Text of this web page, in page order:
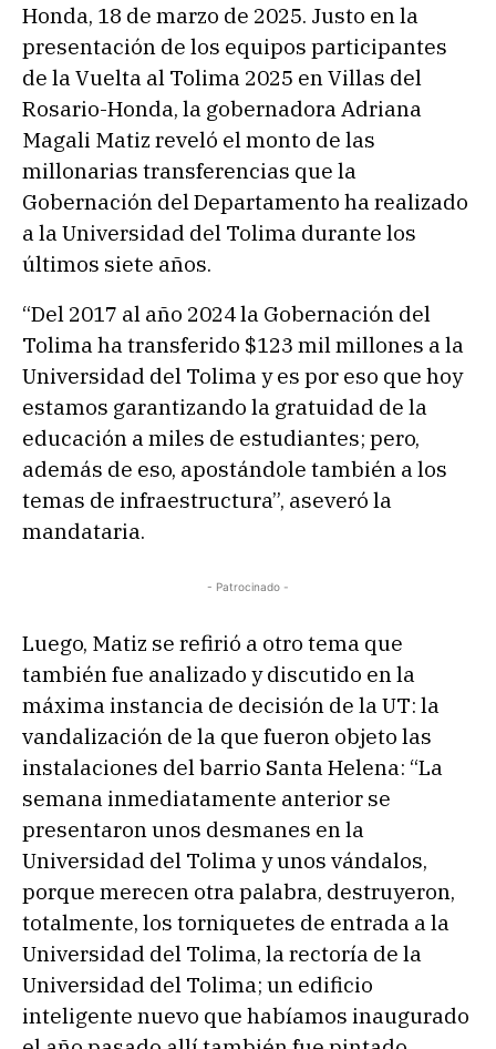
Honda, 18 de marzo de 2025. Justo en la
presentación de los equipos participantes
de la Vuelta al Tolima 2025 en Villas del
Rosario-Honda, la gobernadora Adriana
Magali Matiz reveló el monto de las
millonarias transferencias que la
Gobernación del Departamento ha realizado
a la Universidad del Tolima durante los
últimos siete años.
“Del 2017 al año 2024 la Gobernación del
Tolima ha transferido $123 mil millones a la
Universidad del Tolima y es por eso que hoy
estamos garantizando la gratuidad de la
educación a miles de estudiantes; pero,
además de eso, apostándole también a los
temas de infraestructura”, aseveró la
mandataria.
- Patrocinado -
Luego, Matiz se refirió a otro tema que
también fue analizado y discutido en la
máxima instancia de decisión de la UT: la
vandalización de la que fueron objeto las
instalaciones del barrio Santa Helena: “La
semana inmediatamente anterior se
presentaron unos desmanes en la
Universidad del Tolima y unos vándalos,
porque merecen otra palabra, destruyeron,
totalmente, los torniquetes de entrada a la
Universidad del Tolima, la rectoría de la
Universidad del Tolima; un edificio
inteligente nuevo que habíamos inaugurado